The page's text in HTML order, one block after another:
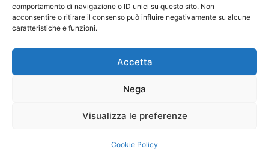
comportamento di navigazione o ID unici su questo sito. Non
acconsentire o ritirare il consenso può influire negativamente su alcune
caratteristiche e funzioni.
Accetta
Nega
Visualizza le preferenze
Cookie Policy